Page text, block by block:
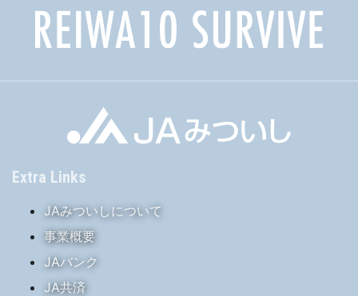
Extra Links
JAみついしについて
事業概要
JAバンク
JA共済